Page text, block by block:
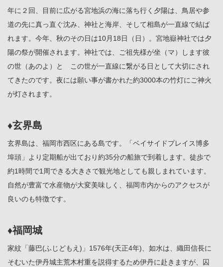
年に２回、目前に広がる宮地浜の海に落ち行く夕陽は、鳥居や参
道の先に真っ直ぐ沈み、神社と海岸、そして相島が一直線で結ば
れます。今年、秋のその日は10月18日（日）。宮地嶽神社では夕
陽の祭が開催されます。神社では、ご祖先様が坐（マ）します彼
の世（あのよ）と この世が一直線に繋がる日として大切にされ
てきたのです。夜には願い事が書かれた約3000本の竹灯にご神火
が灯されます。
♦玄界島
玄界島は、福岡市西区にある島です。「ベイサイドプレイス博多
埠頭」より定期船が出ており約35分の船旅で到着します。徒歩で
約1時間で1周できる大きさで観光地としても親しまれています。
自然が豊富で水産物が大変美味しく、福岡市内からのアクセスが
良いのも特徴です。
♦福岡城
家紋「藤巴(ふじどもえ)」1576年(天正4年)、如水は、織田信長に
そむいた伊丹城主荒木村重を説得するため伊丹に赴きますが、囚